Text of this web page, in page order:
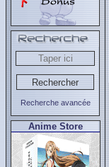
Recherche avancée
Anime Store